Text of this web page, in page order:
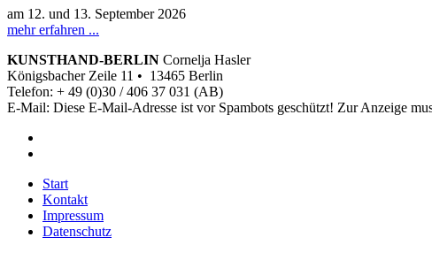
am 12. und 13. September 2026
mehr erfahren ...
KUNSTHAND-BERLIN Cornelja Hasler
Königsbacher Zeile 11 • 13465 Berlin
Telefon: + 49 (0)30 / 406 37 031 (AB)
E-Mail: Diese E-Mail-Adresse ist vor Spambots geschützt! Zur Anzeige
Start
Kontakt
Impressum
Datenschutz